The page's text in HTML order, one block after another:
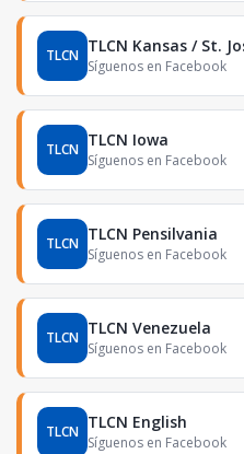
TLCN TLCN Kansas / St.
Síguenos en Facebook
TLCN TLCN Iowa
Síguenos en Facebook
TLCN TLCN Pensilvania
Síguenos en Facebook
TLCN TLCN Venezuela
Síguenos en Facebook
TLCN TLCN English
Síguenos en Facebook